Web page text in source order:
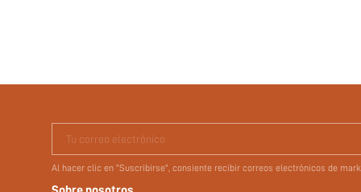
Tu correo electrónico
Al hacer clic en "Suscribirse", consiente recibir correos electrónicos de